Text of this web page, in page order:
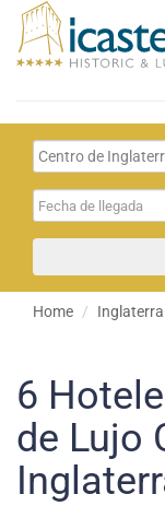
Home Inglaterra
6
de Lujo